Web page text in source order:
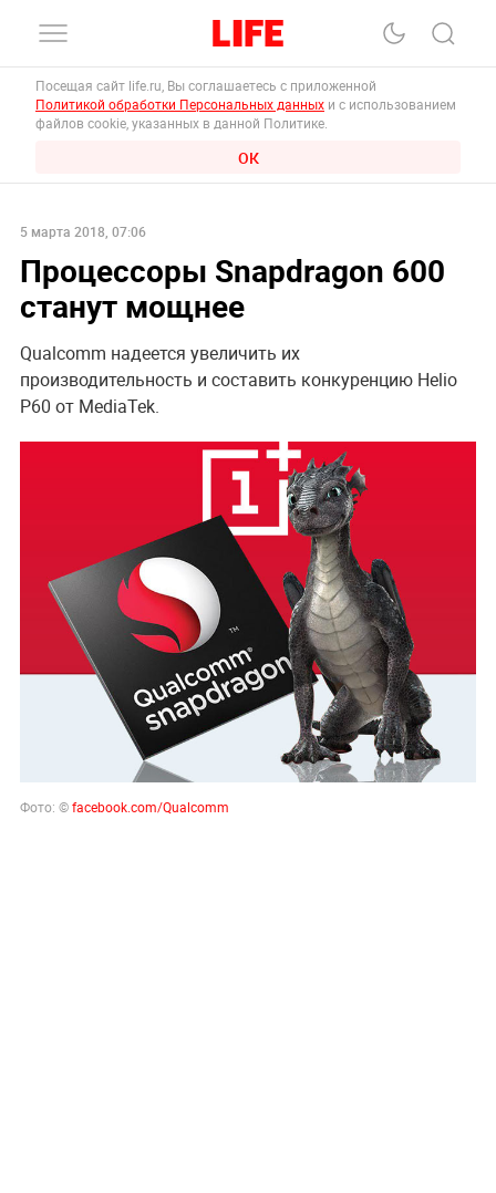
Посещая сайт life.ru, Вы соглашаетесь с приложенной
Политикой обработки Персональных данных и с использованием
файлов cookie, указанных в данной Политике.
ОК
5 марта 2018, 07:06
Процессоры Snapdragon 600
станут мощнее
Qualcomm надеется увеличить их
производительность и составить конкуренцию Helio
P60 от MediaTek.
Фото: ©facebook.com/Qualcomm